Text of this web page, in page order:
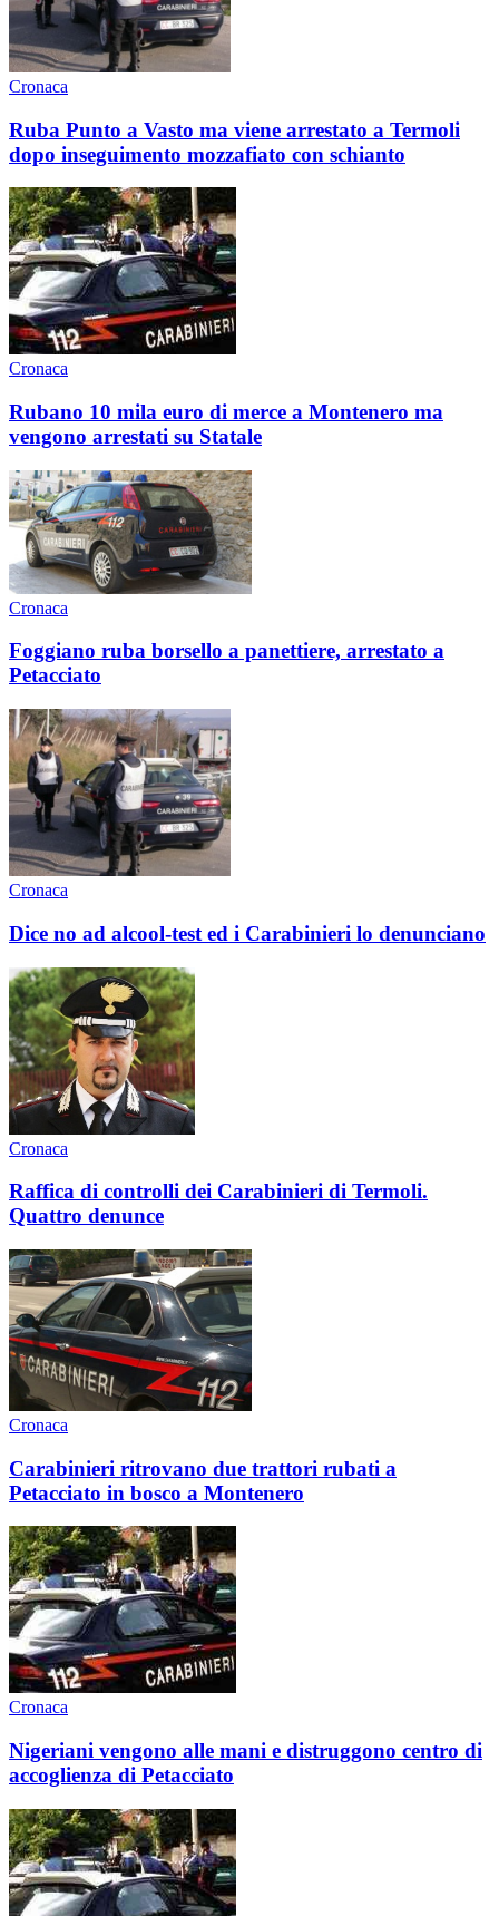
Cronaca
Ruba Punto a Vasto ma viene arrestato a Termoli
dopo inseguimento mozzafiato con schianto
Cronaca
Rubano 10 mila euro di merce a Montenero ma
vengono arrestati su Statale
Cronaca
Foggiano ruba borsello a panettiere, arrestato a
Petacciato
Cronaca
Dice no ad alcool-test ed i Carabinieri lo denunciano
Cronaca
Raffica di controlli dei Carabinieri di Termoli.
Quattro denunce
Cronaca
Carabinieri ritrovano due trattori rubati a
Petacciato in bosco a Montenero
Cronaca
Nigeriani vengono alle mani e distruggono centro di
accoglienza di Petacciato